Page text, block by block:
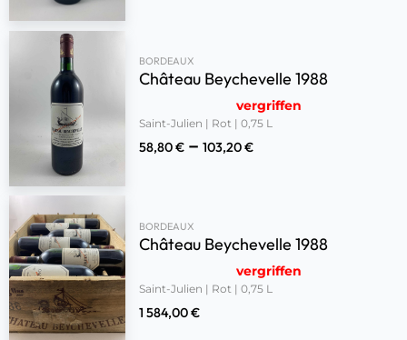
BORDEAUX
Château Beychevelle 1988
vergriffen
Saint-Julien | Rot | 0,75 L
58,80€ –103,20€
BORDEAUX
Château Beychevelle 1988
vergriffen
Saint-Julien | Rot | 0,75 L
1 584,00€